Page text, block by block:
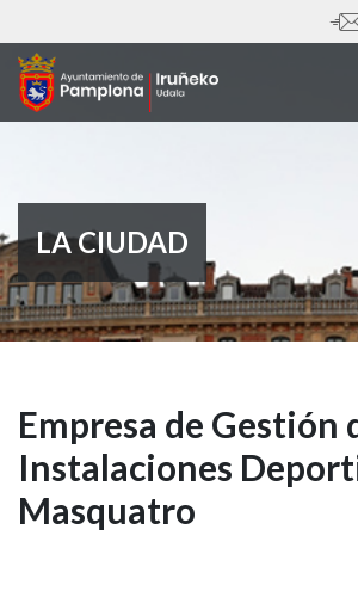
al
contenido
principal
LA CIUDAD
Empresa
de
Gestión
Empresa de Gestión
Instalaciones
Masquatro